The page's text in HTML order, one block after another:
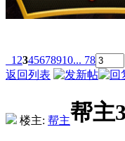
1 2345678910... 78
返回列表
楼主: 帮主帮主